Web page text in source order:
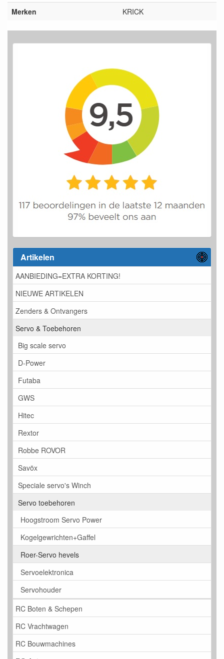
Artikelen
AANBIEDING=EXTRA KORTING!
NIEUWE ARTIKELEN
Zenders & Ontvangers
Servo & Toebehoren
Big scale servo
D-Power
Futaba
GWS
Hitec
Rextor
Robbe ROVOR
Savöx
Speciale servo's Winch
Servo toebehoren
Hoogstroom Servo Power
Kogelgewrichten+Gaffel
Roer-Servo hevels
Servoelektronica
Servohouder
RC Boten & Schepen
RC Vrachtwagen
RC Bouwmachines
Merken KRICK